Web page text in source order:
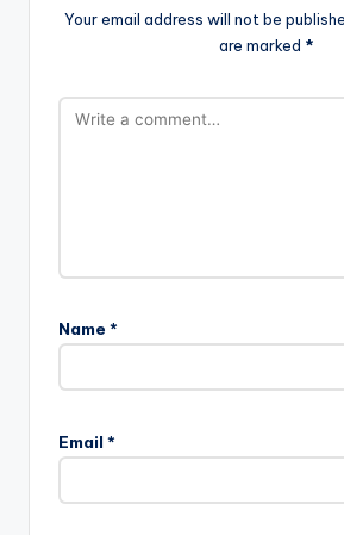
Your email address will not be
are marked *
Name *
Email *